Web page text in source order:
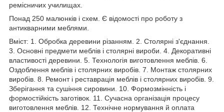
ремісничих училищах.
Понад 250 малюнків і схем. Є відомості про роботу з
антикварними меблями.
Вміст: 1. Обробка деревини різанням. 2. Столярні з'єднання.
3. Основні предмети меблів і столярні вироби. 4. Декоративні
властивості деревини. 5. Технологія виготовлення меблів. 6.
Оздоблення меблів і столярних виробів. 7. Монтаж столярних
виробів. 8. Ремонт і реставрація меблів і столярних виробів. 9.
Зберігання та сушіння сировини. 10. Формозмінність і
формостійкість заготівок. 11. Сучасна організація процесу
виготовлення меблів. 12. Технічне нормування й оплата